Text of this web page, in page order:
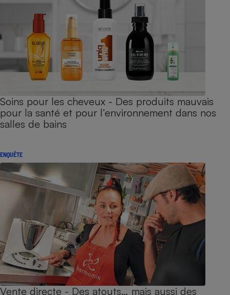
Soins pour les cheveux - Des produits mauvais
pour la santé et pour l’environnement dans nos
salles de bains
ENQUÊTE
Vente directe - Des atouts… mais aussi des